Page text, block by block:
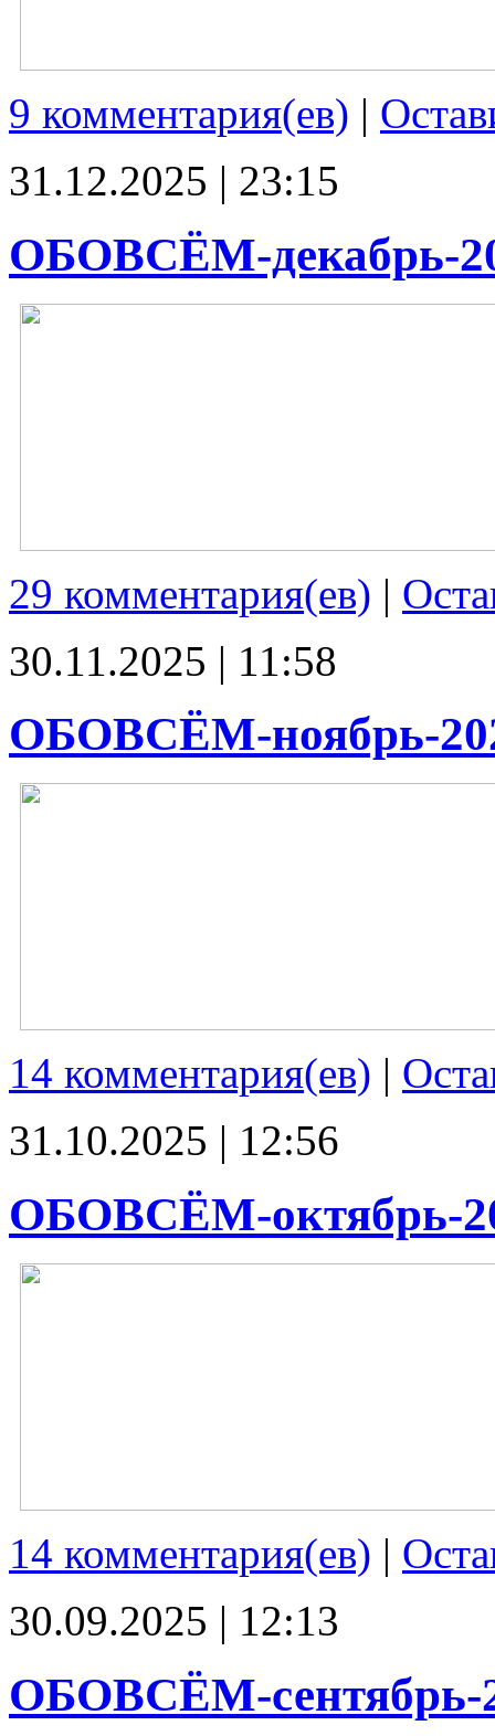
9 комментария(ев) |
31.12.2025 | 23:15
ОБОВСЁМ-декабрь-
29 комментария(ев) |
30.11.2025 | 11:58
ОБОВСЁМ-ноябрь-
14 комментария(ев) |
31.10.2025 | 12:56
ОБОВСЁМ-октябрь-
14 комментария(ев) |
30.09.2025 | 12:13
ОБОВСЁМ-сентябрь-